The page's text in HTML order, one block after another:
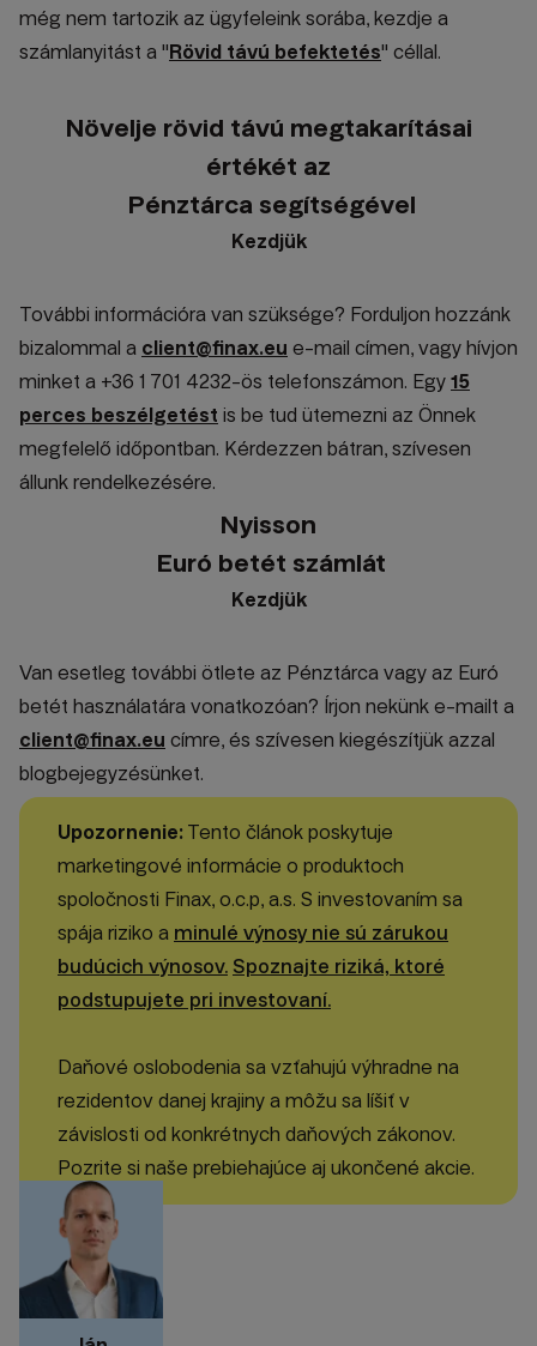
még nem tartozik az ügyfeleink sorába, kezdje a
számlanyitást a "Rövid távú befektetés" céllal.
Növelje rövid távú megtakarításai
értékét az
Pénztárca segítségével
Kezdjük
További információra van szüksége? Forduljon hozzánk
bizalommal a client@finax.eu e-mail címen, vagy hívjon
minket a +36 1 701 4232-ös telefonszámon. Egy 15
perces beszélgetést is be tud ütemezni az Önnek
megfelelő időpontban. Kérdezzen bátran, szívesen
állunk rendelkezésére.
Nyisson
Euró betét számlát
Kezdjük
Van esetleg további ötlete az Pénztárca vagy az Euró
betét használatára vonatkozóan? Írjon nekünk e-mailt a
client@finax.eu címre, és szívesen kiegészítjük azzal
blogbejegyzésünket.
Upozornenie: Tento článok poskytuje
marketingové informácie o produktoch
spoločnosti Finax, o.c.p, a.s. S investovaním sa
spája riziko a minulé výnosy nie sú zárukou
budúcich výnosov. Spoznajte riziká, ktoré
podstupujete pri investovaní.
Daňové oslobodenia sa vzťahujú výhradne na
rezidentov danej krajiny a môžu sa líšiť v
závislosti od konkrétnych daňových zákonov.
Pozrite si naše prebiehajúce aj ukončené akcie.